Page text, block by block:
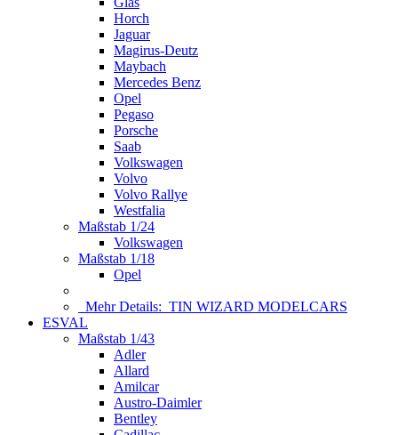
Horch
Jaguar
Magirus-Deutz
Maybach
Mercedes Benz
Opel
Pegaso
Porsche
Saab
Volkswagen
Volvo
Volvo Rallye
Westfalia
Maßstab 1/24
Volkswagen
Maßstab 1/18
Opel
Mehr Details: TIN WIZARD MODELCARS
ESVAL
Maßstab 1/43
Adler
Allard
Amilcar
Austro-Daimler
Bentley